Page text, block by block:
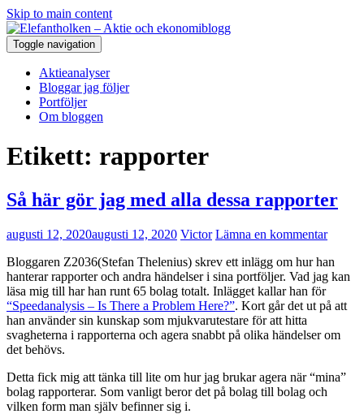
Skip to main content
Toggle navigation
Aktieanalyser
Bloggar jag följer
Portföljer
Om bloggen
Etikett: rapporter
Så här gör jag med alla dessa rapporter
augusti 12, 2020augusti 12, 2020 Victor Lämna en kommentar
Bloggaren Z2036(Stefan Thelenius) skrev ett inlägg om hur han
hanterar rapporter och andra händelser i sina portföljer. Vad jag kan
läsa mig till har han runt 65 bolag totalt. Inlägget kallar han för
“Speedanalysis – Is There a Problem Here?”. Kort går det ut på att
han använder sin kunskap som mjukvarutestare för att hitta
svagheterna i rapporterna och agera snabbt på olika händelser om
det behövs.
Detta fick mig att tänka till lite om hur jag brukar agera när “mina”
bolag rapporterar. Som vanligt beror det på bolag till bolag och
vilken form man själv befinner sig i.